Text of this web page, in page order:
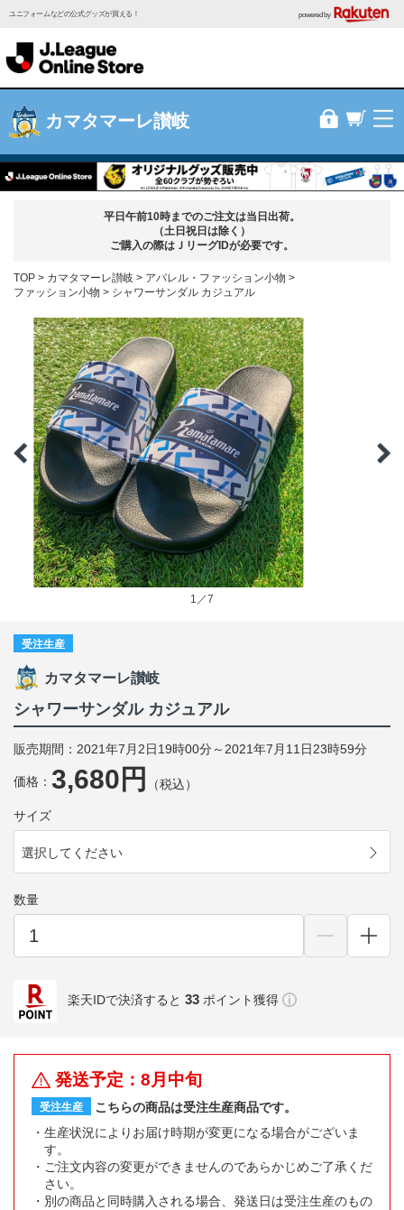
ユニフォームなどの公式グッズが買える！ powered by
カマタマーレ讃岐
平日午前10時までのご注文は当日出荷。
（土日祝日は除く）
ご購入の際はＪリーグIDが必要です。
TOP カマタマーレ讃岐
アパレル・ファッション小物
ファッション小物
シャワーサンダル カジュアル
1／7
受注生産
カマタマーレ讃岐
シャワーサンダル カジュアル
販売期間：2021年7月2日19時00分～2021年7月11日23時59分
価格： 3,680円 （税込）
サイズ
選択してください
数量
楽天IDで決済すると 33 ポイント獲得
発送予定：8月中旬
受注生産
こちらの商品は受注生産商品です。
生産状況によりお届け時期が変更になる場合がございま
す。
ご注文内容の変更ができませんのであらかじめご了承くだ
さい。
別の商品と同時購入される場合、発送日は受注生産のもの